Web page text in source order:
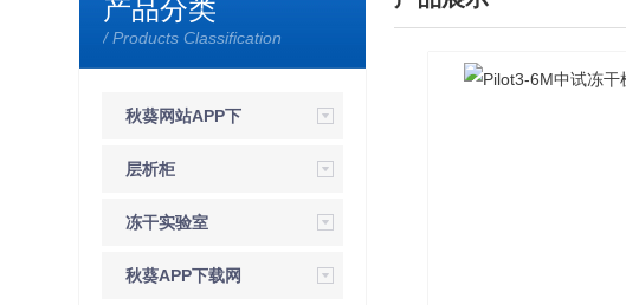
产品分类
/ Products Classification
秋葵网站APP下
载
层析柜
冻干实验室
秋葵APP下载网